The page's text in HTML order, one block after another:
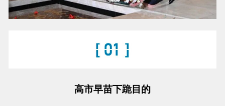
高市早苗下跪目的